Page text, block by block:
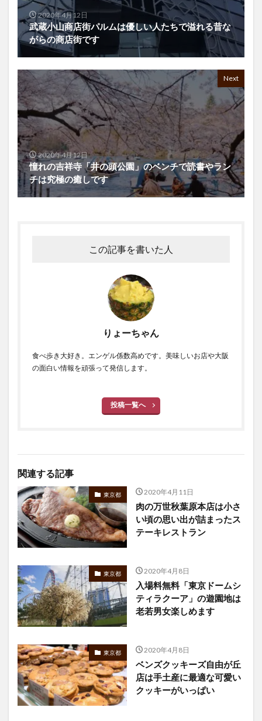
2020年4月12日
武蔵小山商店街パルムは優しい人たちで溢れる昔な
がらの商店街です
Next
2020年4月12日
憧れの吉祥寺「井の頭公園」のベンチで読書やラン
チは究極の癒しです
この記事を書いた人
りょーちゃん
食べ歩き大好き。エンゲル係数高めです。美味しいお店や大阪
の面白い情報を頑張って発信します。
投稿一覧へ
関連する記事
東京都 2020年4月11日
肉の万世秋葉原本店は小さ
い頃の思い出が詰まったス
テーキレストラン
東京都 2020年4月8日
入場料無料「東京ドームシ
ティラクーア」の遊園地は
老若男女楽しめます
東京都 2020年4月8日
ベンズクッキーズ自由が丘
店は手土産に最適な可愛い
クッキーがいっぱい